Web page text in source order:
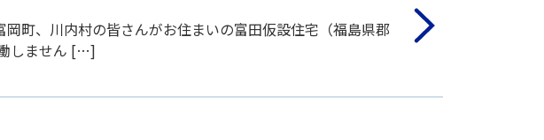
町、川内村の皆さんがお住まいの富田仮設住宅（福島県郡
しません […]